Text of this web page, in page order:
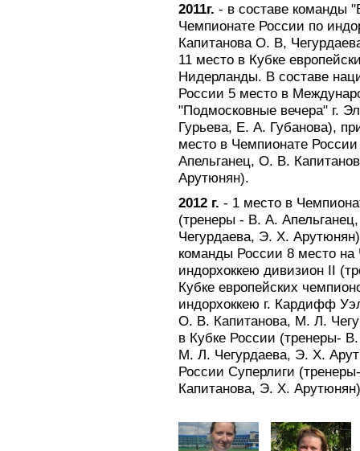
2011г. - в составе команды
Чемпионате России по
Капитанова О. В,
11 место в Кубке
Нидерланды. В составе
России 5 место в
"Подмосковные вечера" г.
Гурьева, Е. А. Губанова),
место в Чемпионате
Апельганец, О. В.
Арутюнян).
2012 г. - 1 место в
(тренеры - В. А.
Чегурдаева, Э. Х.
команды России 8 место
индорхоккею дивизион II
Кубке европейских
индорхоккею г. Кардифф
О. В. Капитанова, М. Л.
в Кубке России (тренеры-
М. Л. Чегурдаева, Э. Х.
России Суперлиги
Капитанова, Э. Х.